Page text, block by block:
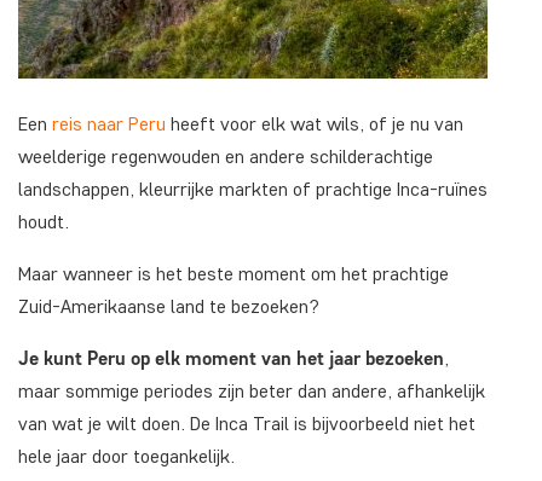
Een reis naar Peru heeft voor elk wat wils, of je nu van
weelderige regenwouden en andere schilderachtige
landschappen, kleurrijke markten of prachtige Inca-ruïnes
houdt.
Maar wanneer is het beste moment om het prachtige
Zuid-Amerikaanse land te bezoeken?
Je kunt Peru op elk moment van het jaar bezoeken,
maar sommige periodes zijn beter dan andere, afhankelijk
van wat je wilt doen. De Inca Trail is bijvoorbeeld niet het
hele jaar door toegankelijk.